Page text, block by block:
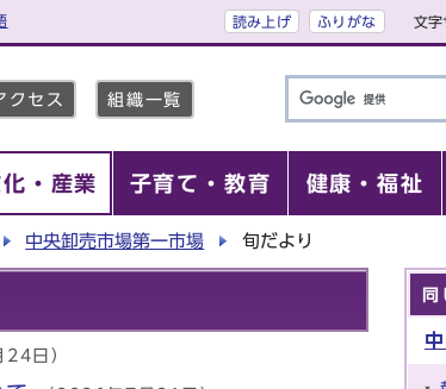
読み上げ ふりがな 文字
クセス 組織一覧
・産業 子育て・教育 健康・福祉
中央卸売市場第一市場 旬だより
24日）
同